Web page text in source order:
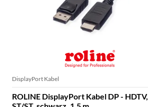
DisplayPort Kabel
ROLINE DisplayPort Kabel DP - HDTV,